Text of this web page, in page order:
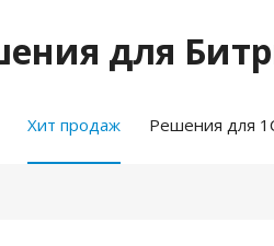
для
Хит продаж Решения для